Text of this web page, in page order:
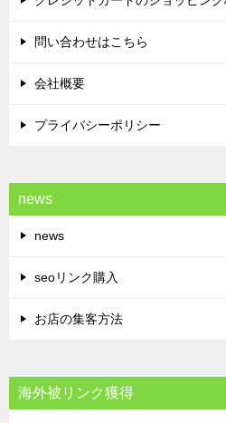
問い合わせはこちら
会社概要
プライバシーポリシー
news
news
seoリンク購入
お店の集客方法
海外被リンク獲得